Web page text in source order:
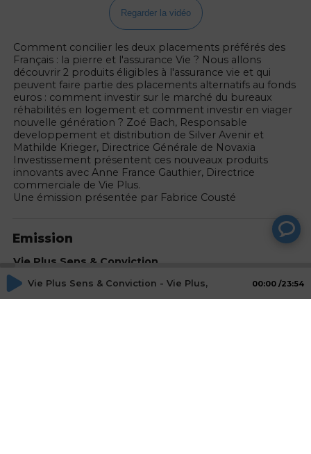
Regarder la vidéo
Comment concilier les deux placements préférés des
Français : la pierre et l'assurance Vie ? Nous allons
découvrir 2 produits éligibles à l'assurance vie et qui
peuvent faire partie des placements alternatifs au fonds
euros : comment investir sur le marché du bureaux
réhabilités en logement et comment investir en viager
nouvelle génération ? Zoé Bach, Responsable
developpement et distribution de Silver Avenir et
Mathilde Krieger, Directrice Générale de Novaxia
Investissement présentent ces nouveaux produits
innovants avec Anne France Gauthier, Directrice
commerciale de Vie Plus.
Une émission présentée par Fabrice Cousté
Emission
Vie Plus Sens & Conviction
Emission traitant des sujets épargne et placements
financiers sous l’angle de donner du sens et de la
Vie Plus Sens & Conviction - Vie Plus, Sens et00:00 23:54